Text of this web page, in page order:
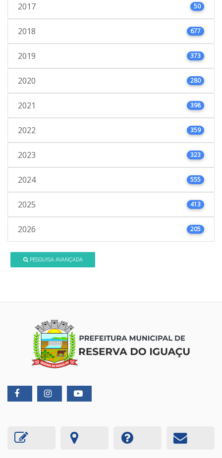
2017 50
2018 677
2019 373
2020 280
2021 398
2022 359
2023 323
2024 555
2025 413
2026 205
PESQUISA AVANÇADA